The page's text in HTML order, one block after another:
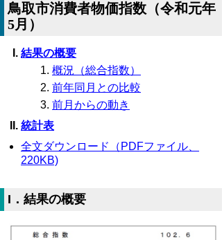
鳥取市消費者物価指数（令和元年
5月）
結果の概要
概況（総合指数）
前年同月との比較
前月からの動き
統計表
全文ダウンロード（PDFファイル、
220KB)
I．結果の概要